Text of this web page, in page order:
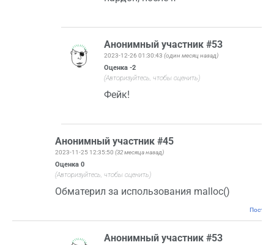
Анонимный участник #53
2023-12-26 01:30:43(один месяц назад)
Оценка-2
(Авторизуйтесь, чтобы оценить)
Фейк!
Анонимный участник #45
2023-11-25 12:35:50 (32 месяца назад)
Оценка 0
(Авторизуйтесь, чтобы оценить)
Обматерил за использования malloc()
Анонимный участник #53